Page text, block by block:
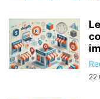
22